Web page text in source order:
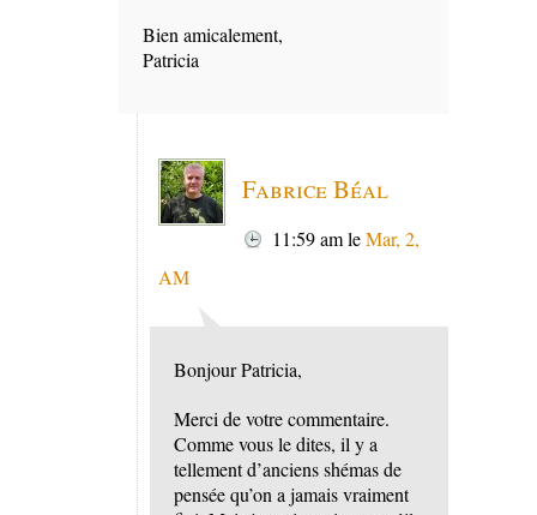
Bien amicalement,
Patricia
Fabrice Béal
11:59 amleMar, 2,
AM
Bonjour Patricia,
Merci de votre commentaire.
Comme vous le dites, il y a
tellement d’anciens shémas de
pensée qu’on a jamais vraiment